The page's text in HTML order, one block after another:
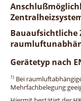
Bauaufsichtliche
Gerätetyp nach
1) Bei
Mehrfachbelegung